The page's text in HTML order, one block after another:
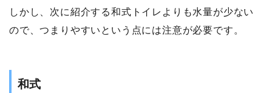
しかし、次に紹介する和式トイレよりも水量が少ない
ので、つまりやすいという点には注意が必要です。
和式